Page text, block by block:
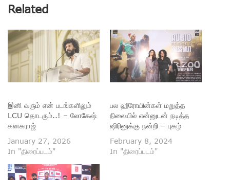
Related
இனி வரும் என் படங்களிலும்
LCU தொடரும்..! – லோகேஷ்
கனகராஜ்
January 27, 2026
In "திரைப்படம்"
பல ஹீரோயின்கள் மறுத்த
நிலையில் என்னுடன் நடித்த
ஷிரினுக்கு நன்றி – புகழ்
February 8, 2024
In "திரைப்படம்"